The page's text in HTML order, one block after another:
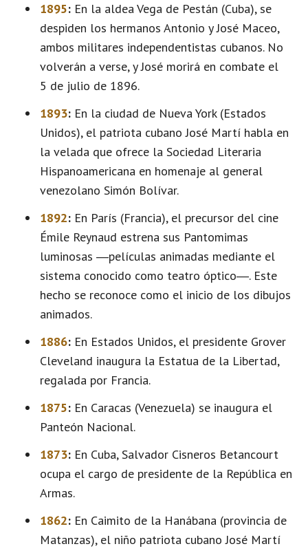
1895: En la aldea Vega de Pestán (Cuba), se
despiden los hermanos Antonio y José Maceo,
ambos militares independentistas cubanos. No
volverán a verse, y José morirá en combate el
5 de julio de 1896.
1893: En la ciudad de Nueva York (Estados
Unidos), el patriota cubano José Martí habla en
la velada que ofrece la Sociedad Literaria
Hispanoamericana en homenaje al general
venezolano Simón Bolívar.
1892: En París (Francia), el precursor del cine
Émile Reynaud estrena sus Pantomimas
luminosas ―películas animadas mediante el
sistema conocido como teatro óptico―. Este
hecho se reconoce como el inicio de los dibujos
animados.
1886: En Estados Unidos, el presidente Grover
Cleveland inaugura la Estatua de la Libertad,
regalada por Francia.
1875: En Caracas (Venezuela) se inaugura el
Panteón Nacional.
1873: En Cuba, Salvador Cisneros Betancourt
ocupa el cargo de presidente de la República en
Armas.
1862: En Caimito de la Hanábana (provincia de
Matanzas), el niño patriota cubano José Martí